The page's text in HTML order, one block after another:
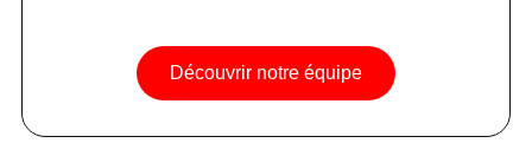
Découvrir notre équipe